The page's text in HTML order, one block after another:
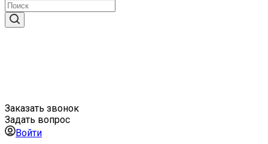
Заказать звонок
Задать вопрос
Войти